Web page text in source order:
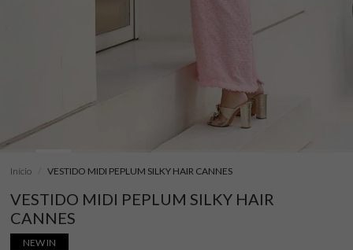
Início VESTIDO MIDI PEPLUM SILKY HAIR CANNES
VESTIDO MIDI PEPLUM SILKY HAIR
CANNES
NEW IN